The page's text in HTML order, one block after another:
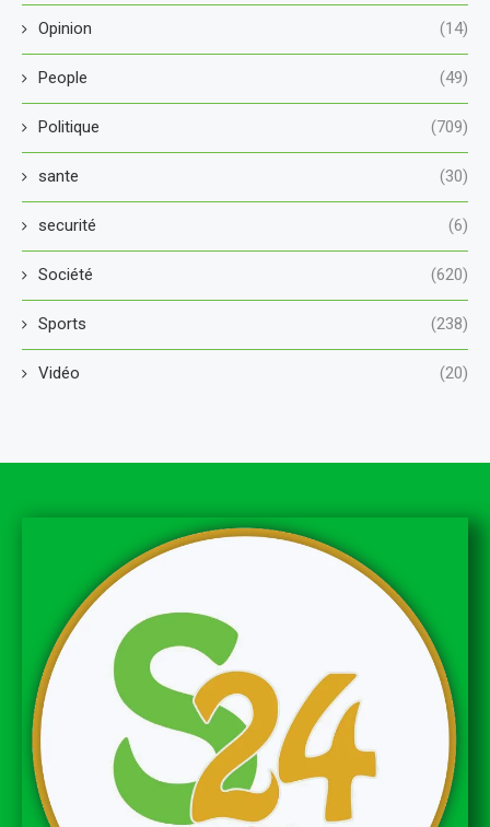
Opinion (14)
People (49)
Politique (709)
sante (30)
securité (6)
Société (620)
Sports (238)
Vidéo (20)